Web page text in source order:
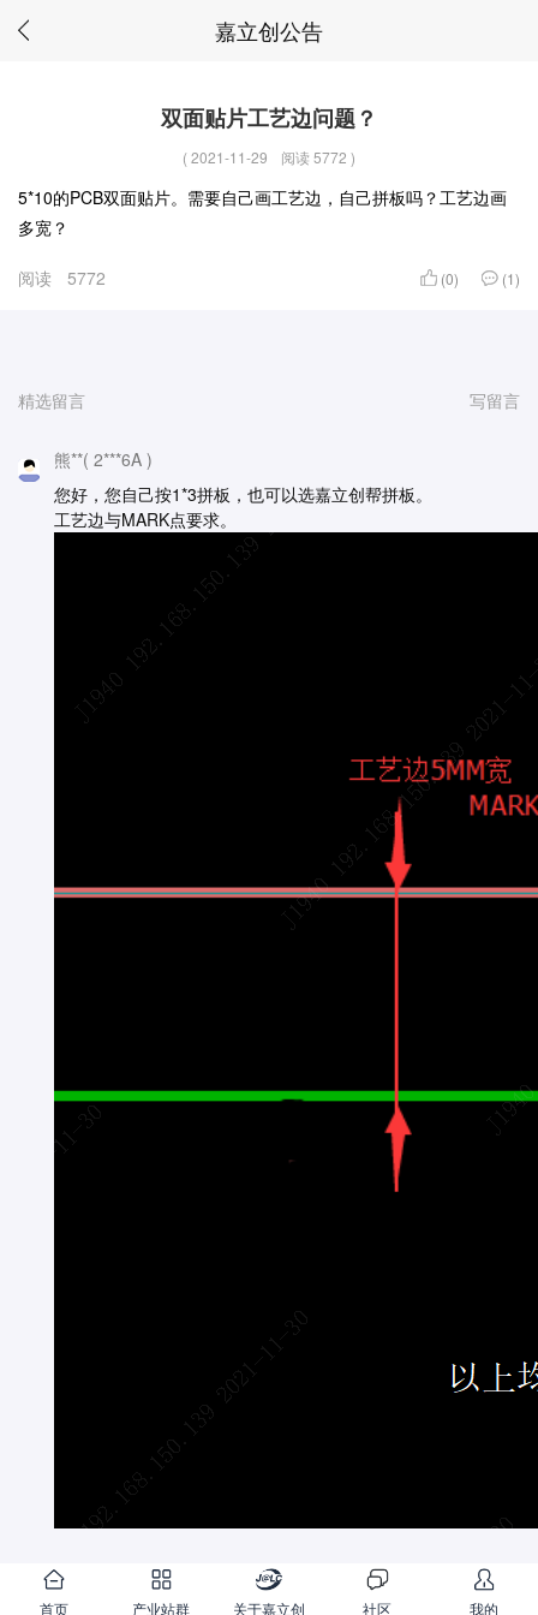
嘉立创公告
双面贴片工艺边问题？
(2021-11-29 阅读 5772 )
5*10的PCB双面贴片。需要自己画工艺边，自己拼板吗？工艺边画
多宽？
阅读 5772 (0) (1)
精选留言 写留言
熊**( 2***6A )
您好，您自己按1*3拼板，也可以选嘉立创帮拼板。
工艺边与MARK点要求。
首页 产业站群 关于嘉立创 社区 我的